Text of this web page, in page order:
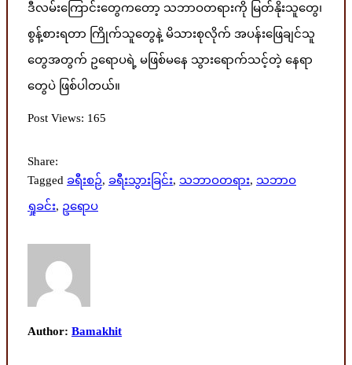
ဒီလမ်းကြောင်းတွေကတော့ သဘာဝတရားကို မြတ်နိုးသူတွေ၊
စွန့်စားရတာ ကြိုက်သူတွေနဲ့ မိသားစုလိုက် အပန်းဖြေချင်သူ
တွေအတွက် ဥရောပရဲ့ မဖြစ်မနေ သွားရောက်သင့်တဲ့ နေရာ
တွေပဲ ဖြစ်ပါတယ်။
Post Views: 165
Share:
Tagged ခရီးစဉ်, ခရီးသွားခြင်း, သဘာဝတရား, သဘာဝ
ရှုခင်း, ဥရောပ
Author: Bamakhit